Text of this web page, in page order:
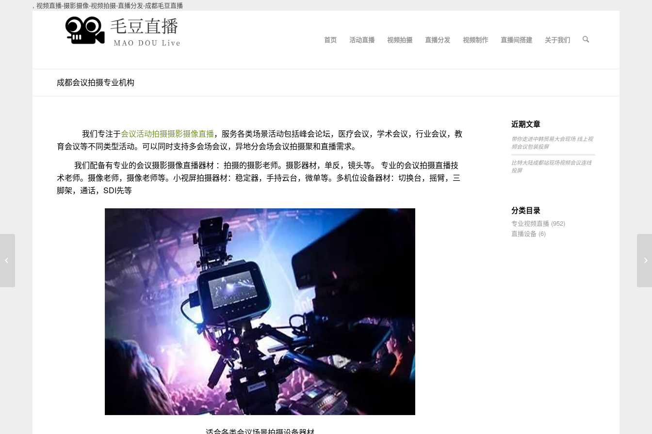
,视频直播-摄影摄像-视频拍摄-直播分发-成都毛豆直播
首页 活动直播 视频拍摄 直播分发 视频制作 直播间搭建 关于我们
成都会议拍摄专业机构
我们专注于会议活动拍摄摄影摄像直播，服务各类场景活动包括峰会论坛，医疗会议，学术会议，行业会议，教
育会议等不同类型活动。可以同时支持多会场会议，异地分会场会议拍摄聚和直播需求。
我们配备有专业的会议摄影摄像直播器材 ：拍摄的摄影老师。摄影器材，单反，镜头等。 专业的会议拍摄直播技
术老师。摄像老师，摄像老师等。小视屏拍摄器材：稳定器，手持云台，微单等。多机位设备器材：切换台，摇臂，三
脚架，通话，SDI先等
近期文章
带你走进中韩贸易大会现场 线上视
频会议包装投屏
比特大陆成都站现场视频会议连线
投屏
分类目录
专业视频直播(952)
直播设备(6)
成都专业靠谱的摄影摄像直播公司